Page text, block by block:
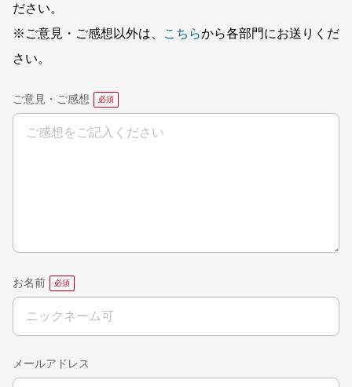
ださい。
※ご意見・ご感想以外は、
こちらから各部門にお送りくだ
さい。
ご意見・ご感想
お名前
メールアドレス